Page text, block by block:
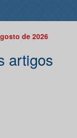
de 2026
artigos